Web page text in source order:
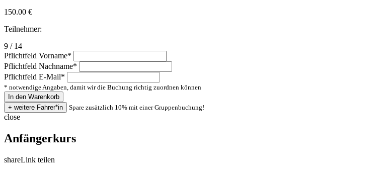
150.00 €
Teilnehmer:
9 / 14
Pflichtfeld Vorname*
Pflichtfeld Nachname*
Pflichtfeld E-Mail*
* notwendige Angaben, damit wir die Buchung richtig zuordnen können
Spare zusätzlich 10% mit einer Gruppenbuchung!
close
Anfängerkurs
shareLink teilen